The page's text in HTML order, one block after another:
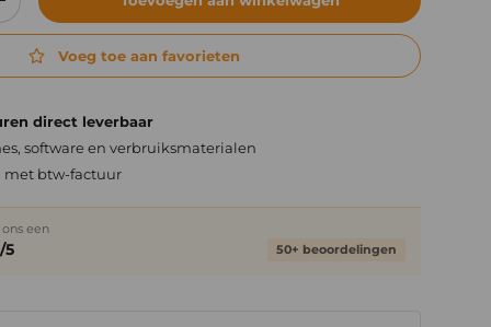
de hoeveelheid
Voeg toe aan favorieten
direct leverbaar
software en verbruiksmaterialen
met btw-factuur
een
5 50+ beoordelingen